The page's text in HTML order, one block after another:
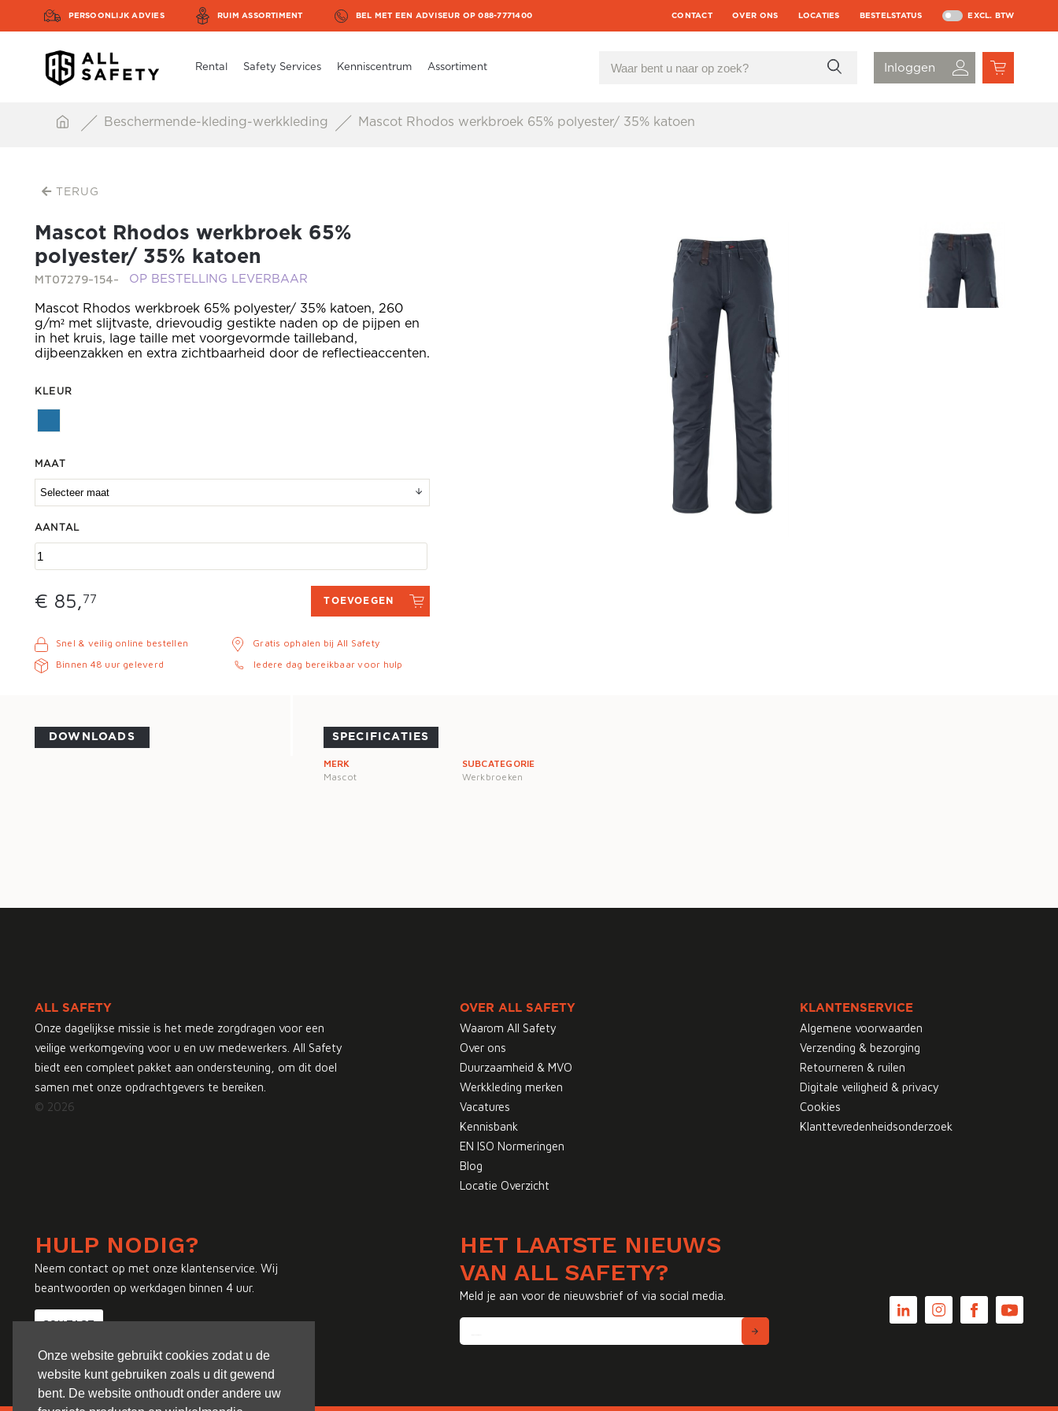
Onze website gebruikt cookies zodat u de
website kunt gebruiken zoals u dit gewend
bent. De website onthoudt onder andere uw
PERSOONLIJK ADVIES RUIM ASSORTIMENT BEL MET EEN ADVISEUR OP 088-7771400 CONTACT OVER ONS LOCATIES BESTELSTATUS EXCL. BTW
Rental Safety Services Kenniscentrum Assortiment
Beschermende-kleding-werkkleding Mascot Rhodos werkbroek 65% polyester/ 35% katoen
TERUG
Mascot Rhodos werkbroek 65%
polyester/ 35% katoen
MT07279-154- OP BESTELLING LEVERBAAR
Mascot Rhodos werkbroek 65% polyester/ 35% katoen, 260
g/m² met slijtvaste, drievoudig gestikte naden op de pijpen en
in het kruis, lage taille met voorgevormde tailleband,
dijbeenzakken en extra zichtbaarheid door de reflectieaccenten.
KLEUR
MAAT
AANTAL
€ 85,77 TOEVOEGEN
Snel & veilig online bestellen
Binnen 48 uur geleverd
Gratis ophalen bij All Safety
Iedere dag bereikbaar voor hulp
DOWNLOADS SPECIFICATIES
MERK
Mascot
SUBCATEGORIE
Werkbroeken
ALL SAFETY
Onze dagelijkse missie is het mede zorgdragen voor een
veilige werkomgeving voor u en uw medewerkers. All Safety
biedt een compleet pakket aan ondersteuning, om dit doel
samen met onze opdrachtgevers te bereiken.
© 2026
OVER ALL SAFETY
Waarom All Safety
Over ons
Duurzaamheid & MVO
Werkkleding merken
Vacatures
Kennisbank
EN ISO Normeringen
Blog
Locatie Overzicht
KLANTENSERVICE
Algemene voorwaarden
Verzending & bezorging
Retourneren & ruilen
Digitale veiligheid & privacy
Cookies
Klanttevredenheidsonderzoek
HULP NODIG?
Neem contact op met onze klantenservice. Wij
beantwoorden op werkdagen binnen 4 uur.
CONTACT
HET LAATSTE NIEUWS
VAN ALL SAFETY?
Meld je aan voor de nieuwsbrief of via social media.